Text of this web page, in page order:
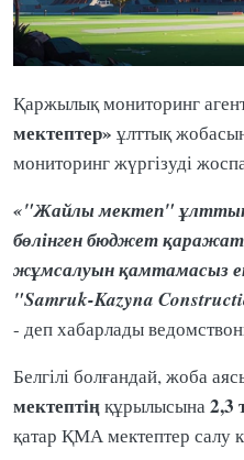
Қаржылық мониторинг
мектептер» ұлттық
мониторинг жүргізуді
«"Жайлы мектеп" ұлттық
бөлінген бюджет
жұмсалуын қамтамасыз
"Samruk-Kazyna
- деп хабарлады
Белгілі болғандай, жоба
мектептіңқұрылысына2,3
қатар ҚМА мектептер салу